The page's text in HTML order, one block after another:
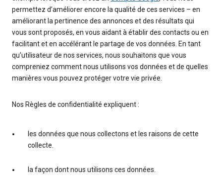
permettez d’améliorer encore la qualité de ces services – en
améliorant la pertinence des annonces et des résultats qui
vous sont proposés, en vous aidant à établir des contacts ou en
facilitant et en accélérant le partage de vos données. En tant
qu’utilisateur de nos services, nous souhaitons que vous
compreniez comment nous utilisons vos données et de quelles
manières vous pouvez protéger votre vie privée.
Nos Règles de confidentialité expliquent :
les données que nous collectons et les raisons de cette
collecte.
la façon dont nous utilisons ces données.